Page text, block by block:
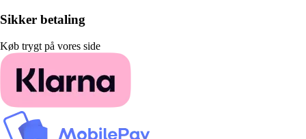
Sikker betaling
Køb trygt på vores side